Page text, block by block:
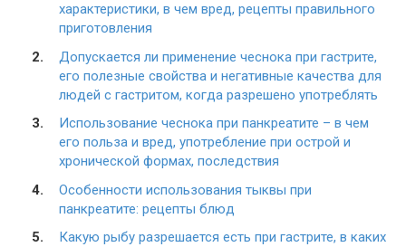
характеристики, в чем вред, рецепты правильного
приготовления
Допускается ли применение чеснока при гастрите,
его полезные свойства и негативные качества для
людей с гастритом, когда разрешено употреблять
Использование чеснока при панкреатите – в чем
его польза и вред, употребление при острой и
хронической формах, последствия
Особенности использования тыквы при
панкреатите: рецепты блюд
Какую рыбу разрешается есть при гастрите, в каких